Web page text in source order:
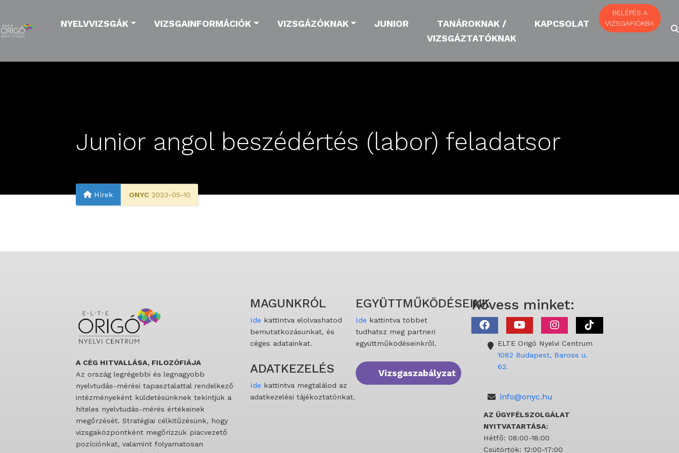
NYELVVIZSGÁK VIZSGAINFORMÁCIÓK VIZSGÁZÓKNAK JUNIOR
TANÁROKNAK /
VIZSGÁZTATÓKNAK
KAPCSOLAT
BELÉPÉS A
VIZSGAFIÓKBA
Junior angol beszédértés (labor) feladatsor
Hírek ONYC 2023-05-10
A CÉG HITVALLÁSA, FILOZÓFIÁJA
Az ország legrégebbi és legnagyobb
nyelvtudás-mérési tapasztalattal rendelkező
intézményeként küldetésünknek tekintjük a
hiteles nyelvtudás-mérés értékeinek
megőrzését. Stratégiai célkitűzésünk, hogy
vizsgaközpontként megőrizzük piacvezető
pozíciónkat, valamint folyamatosan
MAGUNKRÓL
Ide kattintva elolvashatod
bemutatkozásunkat, és
céges adatainkat.
ADATKEZELÉS
Ide kattintva megtalálod az
adatkezelési tájékoztatónkat.
EGYÜTTMŰKÖDÉSEINK
Ide kattintva többet
tudhatsz meg partneri
együttműködéseinkről.
Vizsgaszabályzat
Kövess minket:
ELTE Origó Nyelvi Centrum
1082 Budapest, Baross u.
62.
info@onyc.hu
AZ ÜGYFÉLSZOLGÁLAT
NYITVATARTÁSA:
Hétfő: 08:00-18:00
Csütörtök: 12:00-17:00